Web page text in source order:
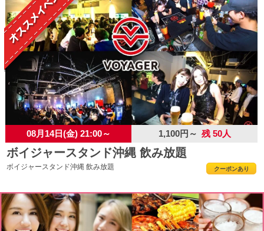
08月14日(金) 21:00～ 1,100円～ 残 50人
ボイジャースタンド沖縄 飲み放題
クーポンあり
ボイジャースタンド沖縄 飲み放題